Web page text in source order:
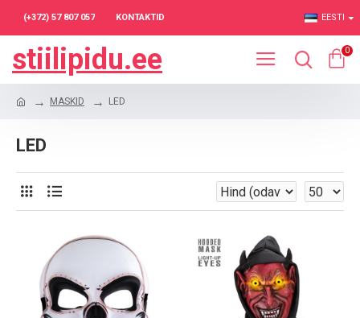
(+372) 57 807 057 KONTAKTID EESTI
stiilipidu.ee 0
MASKID LED
LED